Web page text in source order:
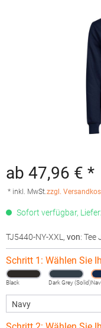
ab 47,96 € *
* inkl. MwSt.zzgl.
Sofort verfügbar,
TJ5440-NY-XXL , von: Tee
Schritt 1: Wählen Sie
Black Dark Grey (Solid)